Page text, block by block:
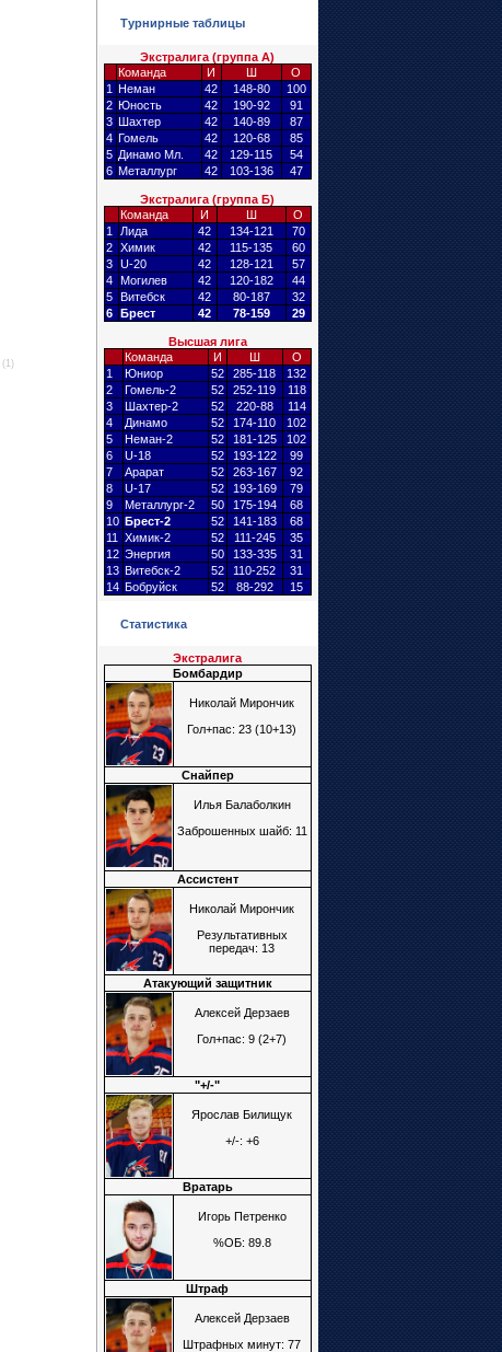
(1)
Турнирные таблицы
Экстралига (группа А)
Команда
И Ш
О
1 Неман 42 148-80
100
2 Юность 42 190-92
91
3 Шахтер 42 140-89
87
4 Гомель 42 120-68
85
5 Динамо Мл. 42 129-115
54
6 Металлург 42 103-136 47
Экстралига (группа Б)
Команда
И Ш
О
1
Лида 42 134-121
70
2
Химик 42 115-135
60
3
U-20 42 128-121
57
4
Могилев 42 120-182
44
5
Витебск 42 80-187
32
6
Брест 42 78-159 29
Высшая лига
Команда
И Ш
О
1
Юниор 52 285-118
132
2
Гомель-2 52 252-119
118
3
Шахтер-2 52 220-88
114
4
Динамо 52 174-110
102
5
Неман-2 52 181-125
102
6
U-18 52 193-122
99
7
Арарат 52 263-167
92
8
U-17 52 193-169
79
9
Металлург-2 50 175-194
68
10 Брест-2 52 141-183
68
11
Химик-2 52 111-245
35
12 Энергия 50 133-335
31
13 Витебск-2 52 110-252
31
14 Бобруйск 52 88-292 15
Статистика
Экстралига
Бомбардир
Николай Мирончик
Гол+пас: 23 (10+13)
Снайпер
Илья Балаболкин
Заброшенных шайб: 11
Ассистент
Николай Мирончик
Результативных
передач: 13
Атакующий защитник
Алексей Дерзаев
Гол+пас: 9 (2+7)
"+/-"
Ярослав Билищук
+/-: +6
Вратарь
Игорь Петренко
%ОБ: 89.8
Штраф
Алексей Дерзаев
Штрафных минут: 77